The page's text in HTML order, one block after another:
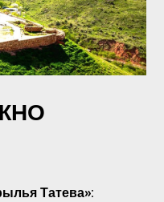
Татева»: